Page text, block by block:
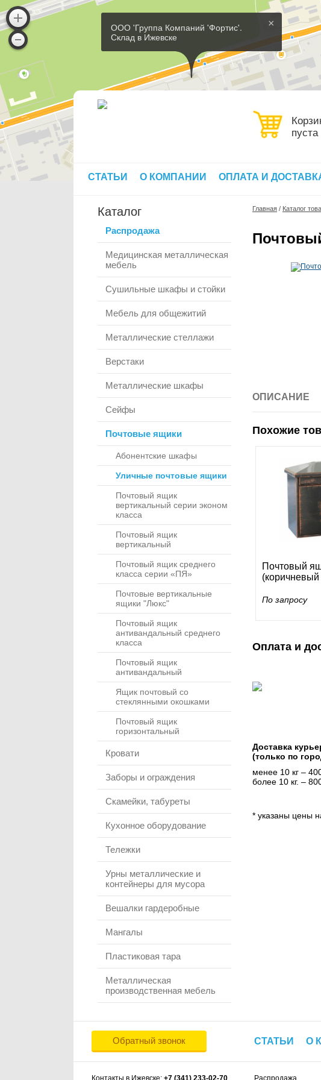
×
ООО 'Группа Компаний 'Фортис'.
Склад в Ижевске
пуста
СТАТЬИ О КОМПАНИИ ОПЛАТА И
Каталог
Распродажа
Медицинская металлическая
мебель
Сушильные шкафы и стойки
Мебель для общежитий
Металлические стеллажи
Верстаки
Металлические шкафы
Сейфы
Почтовые ящики
Абонентские шкафы
Уличные почтовые ящики
Почтовый ящик
вертикальный серии эконом
класса
Почтовый ящик
вертикальный
Почтовый ящик среднего
класса серии «ПЯ»
Почтовые вертикальные
ящики "Люкс"
Почтовый ящик
антивандальный среднего
класса
Почтовый ящик
антивандальный
Ящик почтовый со
стеклянными окошками
Почтовый ящик
горизонтальный
Кровати
Заборы и ограждения
Скамейки, табуреты
Кухонное оборудование
Тележки
Урны металлические и
контейнеры для мусора
Вешалки гардеробные
Мангалы
Пластиковая тара
Металлическая
производственная мебель
Главная / Каталог
ОПИСАНИЕ
Похожие
Почтовый
(коричневый
По запросу
Оплата и
Доставка
(только по
менее 10 кг –
более 10 кг. –
* указаны цены
Обратный звонок СТАТЬИ О
Контакты в Ижевске: +7 (341) 233-02-70 Распродажа